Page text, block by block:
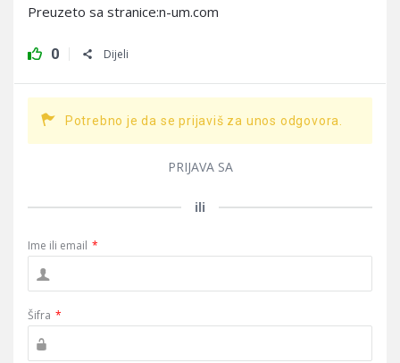
Preuzeto sa stranice:n-um.com
0 Dijeli
Potrebno je da se prijaviš za unos odgovora.
PRIJAVA SA
ili
Ime ili email *
Šifra *